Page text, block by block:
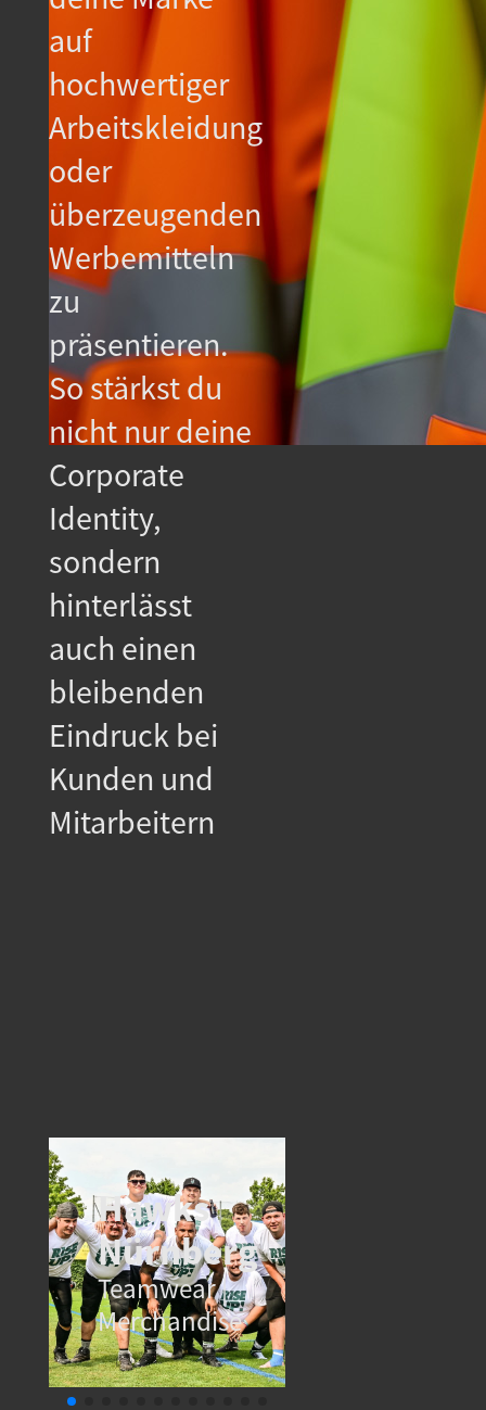
auf
hochwertiger
Arbeitskleidung
oder
überzeugenden
Werbemitteln
zu
präsentieren.
So stärkst du
nicht nur deine
Corporate
Identity,
sondern
hinterlässt
auch einen
bleibenden
Eindruck bei
Kunden und
Mitarbeitern
Hawks
Nürnberg
Teamwear |
Merchandise